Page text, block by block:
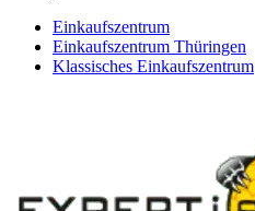
Einkaufszentrum
Einkaufszentrum Thüringen
Klassisches Einkaufszentrum